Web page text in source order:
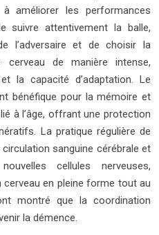
améliorer les performances
suivre attentivement la balle,
l’adversaire et de choisir la
de manière intense,
la capacité d’adaptation. Le
bénéfique pour la mémoire et
à l’âge, offrant une protection
La pratique régulière de
sanguine cérébrale et
cellules nerveuses,
en pleine forme tout au
montré que la coordination
la démence.